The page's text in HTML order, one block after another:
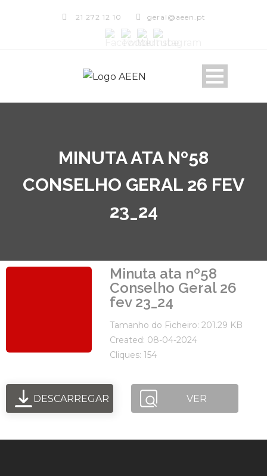
21 272 12 10 geral@aeen.pt
MINUTA ATA Nº58
CONSELHO GERAL 26 FEV
23_24
Minuta ata nº58
Conselho Geral 26
fev 23_24
Tamanho do Ficheiro: 201.29 KB
Created: 08-04-2024
Cliques: 154
DESCARREGAR VER